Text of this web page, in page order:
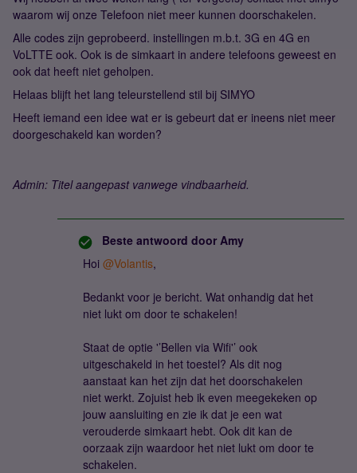
waarom wij onze Telefoon niet meer kunnen doorschakelen.
Alle codes zijn geprobeerd. instellingen m.b.t. 3G en 4G en
VoLTTE ook. Ook is de simkaart in andere telefoons geweest en
ook dat heeft niet geholpen.
Helaas blijft het lang teleurstellend stil bij SIMYO
Heeft iemand een idee wat er is gebeurt dat er ineens niet meer
doorgeschakeld kan worden?
Admin: Titel aangepast vanwege vindbaarheid.
Beste antwoord door Amy
Hoi @Volantis,
Bedankt voor je bericht. Wat onhandig dat het
niet lukt om door te schakelen!
Staat de optie '’Bellen via Wifi'’ ook
uitgeschakeld in het toestel? Als dit nog
aanstaat kan het zijn dat het doorschakelen
niet werkt. Zojuist heb ik even meegekeken op
jouw aansluiting en zie ik dat je een wat
verouderde simkaart hebt. Ook dit kan de
oorzaak zijn waardoor het niet lukt om door te
schakelen.